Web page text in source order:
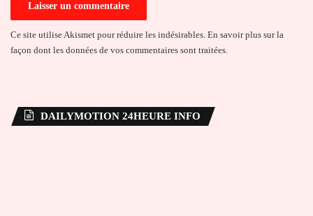
Ce site utilise Akismet pour réduire les indésirables. En savoir plus sur la
façon dont les données de vos commentaires sont traitées
DAILYMOTION 24HEURE INFO